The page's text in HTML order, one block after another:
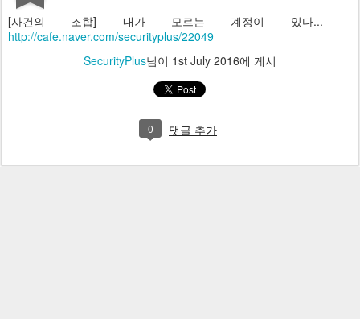
[사건의 조합] 내가 모르는 계정이 있다...
http://cafe.naver.com/securityplus/22049
SecurityPlus님이 1st July 2016에 게시
0 댓글 추가